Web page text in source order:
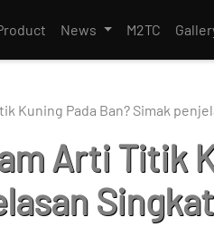
News M2TC
Kuning Pada Ban? Simak
Arti Titik